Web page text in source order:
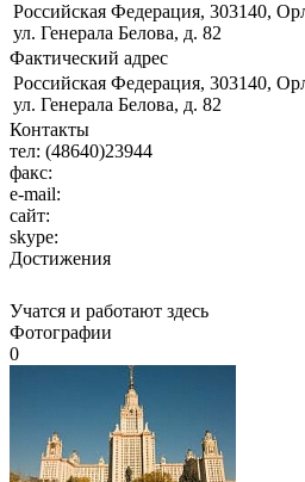
Российская Федерация, 303140,
ул. Генерала Белова, д. 82
Фактический адрес
Российская Федерация, 303140,
ул. Генерала Белова, д. 82
Контакты
тел: (48640)23944
факс:
e-mail:
сайт:
skype:
Достижения
Учатся и работают здесь
Фотографии
0